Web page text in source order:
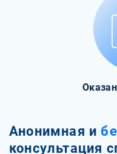
Анонимная и
консультация